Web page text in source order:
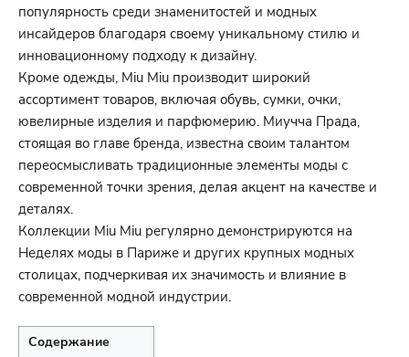
популярность среди знаменитостей и модных
инсайдеров благодаря своему уникальному стилю и
инновационному подходу к дизайну.
Кроме одежды, Miu Miu производит широкий
ассортимент товаров, включая обувь, сумки, очки,
ювелирные изделия и парфюмерию. Миучча Прада,
стоящая во главе бренда, известна своим талантом
переосмысливать традиционные элементы моды с
современной точки зрения, делая акцент на качестве и
деталях.
Коллекции Miu Miu регулярно демонстрируются на
Неделях моды в Париже и других крупных модных
столицах, подчеркивая их значимость и влияние в
современной модной индустрии.
Содержание